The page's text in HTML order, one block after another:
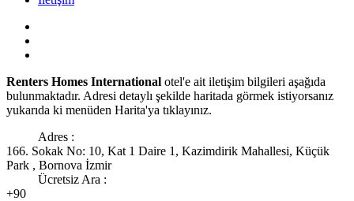
Renters Homes International otel'e ait iletişim bilgileri aşağıda
bulunmaktadır. Adresi detaylı şekilde haritada görmek istiyorsanız
yukarıda ki menüden Harita'ya tıklayınız.
Adres :
166. Sokak No: 10, Kat 1 Daire 1, Kazimdirik Mahallesi, Küçük
Park , Bornova İzmir
Ücretsiz Ara :
+90